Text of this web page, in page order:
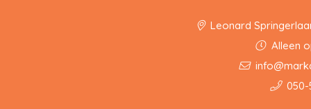
Leonard
Alleen
050-